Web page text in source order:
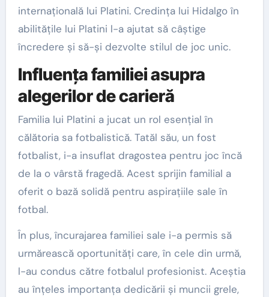
internațională lui Platini. Credința lui Hidalgo în
abilitățile lui Platini l-a ajutat să câștige
încredere și să-și dezvolte stilul de joc unic.
Influența familiei asupra
alegerilor de carieră
Familia lui Platini a jucat un rol esențial în
călătoria sa fotbalistică. Tatăl său, un fost
fotbalist, i-a insuflat dragostea pentru joc încă
de la o vârstă fragedă. Acest sprijin familial a
oferit o bază solidă pentru aspirațiile sale în
fotbal.
În plus, încurajarea familiei sale i-a permis să
urmărească oportunități care, în cele din urmă,
l-au condus către fotbalul profesionist. Aceștia
au înțeles importanța dedicării și muncii grele,